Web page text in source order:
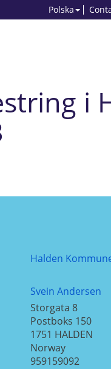
Polska
i
Halden
Svein Andersen
Storgata 8
Postboks 150
1751 HALDEN
Norway
959159092